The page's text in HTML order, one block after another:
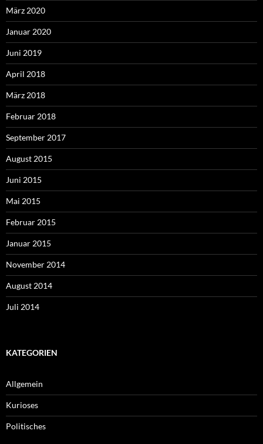
März 2020
Januar 2020
Juni 2019
April 2018
März 2018
Februar 2018
September 2017
August 2015
Juni 2015
Mai 2015
Februar 2015
Januar 2015
November 2014
August 2014
Juli 2014
KATEGORIEN
Allgemein
Kurioses
Politisches